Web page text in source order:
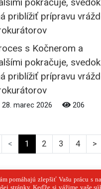
s Kočnerom a
pokračuje, svedok
priblížiť prípravu vrážd
28. marec 2026 206
< 1 2 3 4 >